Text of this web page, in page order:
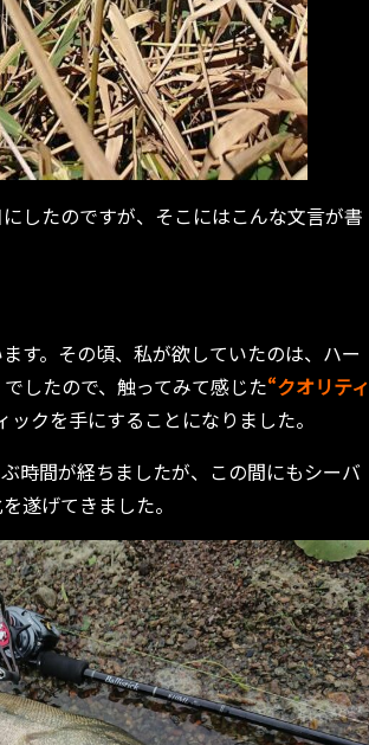
したのですが、そこにはこんな文言が書
す。その頃、私が欲していたのは、ハー
したので、触ってみて感じた“クオリティ
クを手にすることになりました。
時間が経ちましたが、この間にもシーバ
遂げてきました。